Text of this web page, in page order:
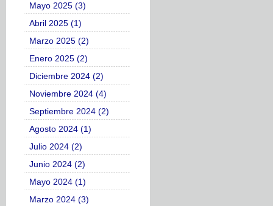
Mayo 2025 (3)
Abril 2025 (1)
Marzo 2025 (2)
Enero 2025 (2)
Diciembre 2024 (2)
Noviembre 2024 (4)
Septiembre 2024 (2)
Agosto 2024 (1)
Julio 2024 (2)
Junio 2024 (2)
Mayo 2024 (1)
Marzo 2024 (3)